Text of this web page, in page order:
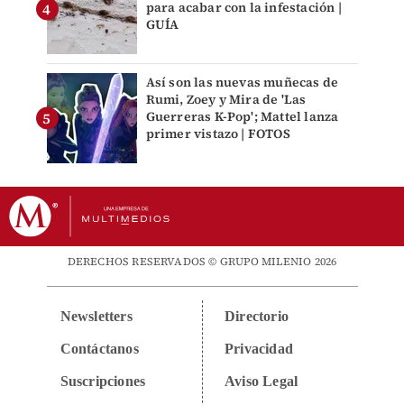
para acabar con la infestación |
GUÍA
Así son las nuevas muñecas de
Rumi, Zoey y Mira de 'Las
Guerreras K-Pop'; Mattel lanza
primer vistazo | FOTOS
DERECHOS RESERVADOS © GRUPO MILENIO 2026
Newsletters
Contáctanos
Suscripciones
Directorio
Privacidad
Aviso Legal